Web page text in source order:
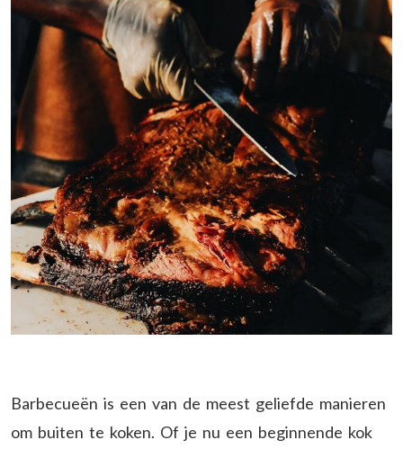
Barbecueën is een van de meest geliefde manieren
om buiten te koken. Of je nu een beginnende kok